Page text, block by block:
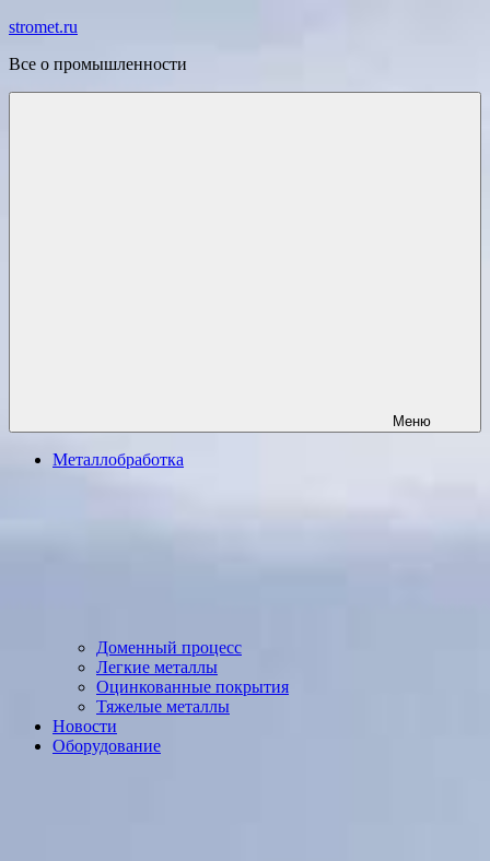
Перейти
содержимому
stromet.ru
Все о промышленности
Меню
Металлобработка
Доменный процесс
Легкие металлы
Оцинкованные покрытия
Тяжелые металлы
Новости
Оборудование